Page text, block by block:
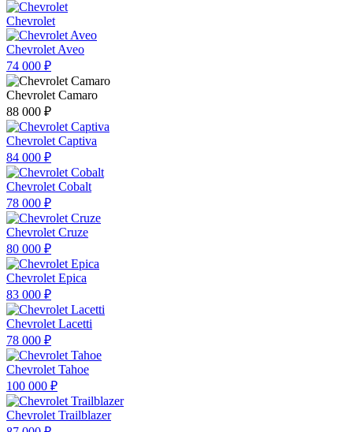
Chevrolet
Chevrolet Aveo
74 000 ₽
Chevrolet Camaro
88 000 ₽
Chevrolet Captiva
84 000 ₽
Chevrolet Cobalt
78 000 ₽
Chevrolet Cruze
80 000 ₽
Chevrolet Epica
83 000 ₽
Chevrolet Lacetti
78 000 ₽
Chevrolet Tahoe
100 000 ₽
Chevrolet Trailblazer